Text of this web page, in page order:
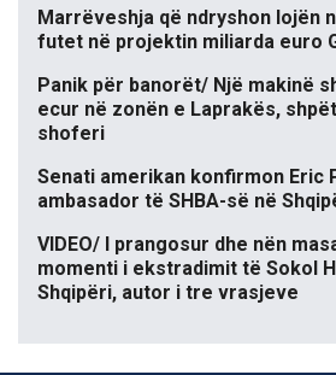
Marrëveshja që ndryshon lojën
futet në projektin miliarda euro
Panik për banorët/ Një makinë
ecur në zonën e Laprakës,
shoferi
Senati amerikan konfirmon Eric
ambasador të SHBA-së në
VIDEO/ I prangosur dhe nën
momenti i ekstradimit të Sokol
Shqipëri, autor i tre vrasjeve